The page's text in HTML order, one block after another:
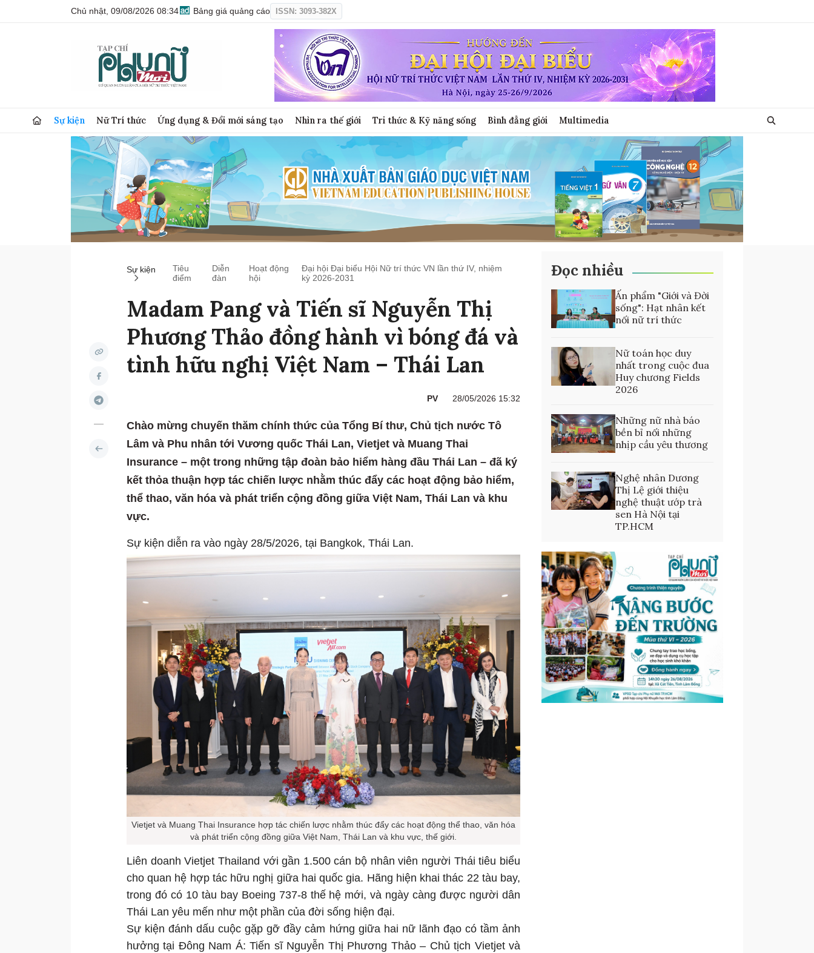
Chủ nhật, 09/08/2026 08:34 Bảng giá quảng cáo ISSN: 3093-382X
Sự kiện Nữ Trí thức Ứng dụng & Đổi mới sáng tạo Nhìn ra thế giới Tri thức & Kỹ năng sống Bình đẳng giới Multimedia
Sự kiện
Tiêu
điểm
Diễn
đàn
Hoạt động
hội
Đại hội Đại biểu Hội Nữ trí thức VN lần thứ IV, nhiệm
kỳ 2026-2031
Madam Pang và Tiến sĩ Nguyễn Thị
Phương Thảo đồng hành vì bóng đá và
tình hữu nghị Việt Nam – Thái Lan
PV 28/05/2026 15:32
Chào mừng chuyến thăm chính thức của Tổng Bí thư, Chủ tịch nước Tô
Lâm và Phu nhân tới Vương quốc Thái Lan, Vietjet và Muang Thai
Insurance – một trong những tập đoàn bảo hiểm hàng đầu Thái Lan – đã ký
kết thỏa thuận hợp tác chiến lược nhằm thúc đẩy các hoạt động bảo hiểm,
thể thao, văn hóa và phát triển cộng đồng giữa Việt Nam, Thái Lan và khu
vực.
Sự kiện diễn ra vào ngày 28/5/2026, tại Bangkok, Thái Lan.
Vietjet và Muang Thai Insurance hợp tác chiến lược nhằm thúc đẩy các hoạt động thể thao, văn hóa
và phát triển cộng đồng giữa Việt Nam, Thái Lan và khu vực, thế giới.
Liên doanh Vietjet Thailand với gần 1.500 cán bộ nhân viên người Thái tiêu biểu
cho quan hệ hợp tác hữu nghị giữa hai quốc gia. Hãng hiện khai thác 22 tàu bay,
trong đó có 10 tàu bay Boeing 737-8 thế hệ mới, và ngày càng được người dân
Thái Lan yêu mến như một phần của đời sống hiện đại.
Sự kiện đánh dấu cuộc gặp gỡ đầy cảm hứng giữa hai nữ lãnh đạo có tầm ảnh
hưởng tại Đông Nam Á: Tiến sĩ Nguyễn Thị Phương Thảo – Chủ tịch Vietjet và
Đọc nhiều
Ấn phẩm "Giới và Đời
sống": Hạt nhân kết
nối nữ trí thức
Nữ toán học duy
nhất trong cuộc đua
Huy chương Fields
2026
Những nữ nhà báo
bền bỉ nối những
nhịp cầu yêu thương
Nghệ nhân Dương
Thị Lệ giới thiệu
nghệ thuật ướp trà
sen Hà Nội tại
TP.HCM